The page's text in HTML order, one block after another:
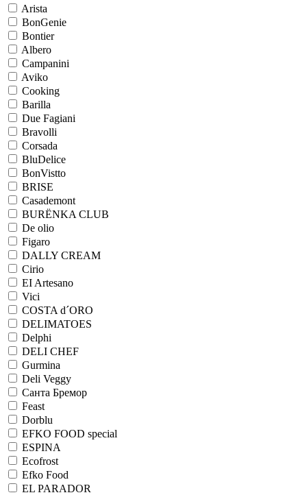
Arista
BonGenie
Bontier
Albero
Campanini
Aviko
Cooking
Barilla
Due Fagiani
Bravolli
Corsada
BluDelice
BonVistto
BRISE
Casademont
BURЁNKA CLUB
De olio
Figaro
DALLY CREAM
Cirio
EI Artesano
Vici
COSTA d´ORO
DELIMATOES
Delphi
DELI CHEF
Gurmina
Deli Veggy
Санта Бремор
Feast
Dorblu
EFKO FOOD special
ESPINA
Ecofrost
Efko Food
EL PARADOR